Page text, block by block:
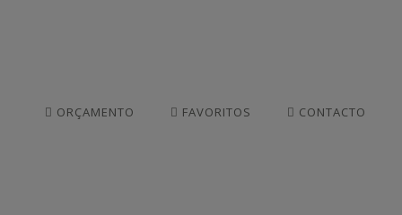
ORÇAMENTO FAVORITOS CONTACTO